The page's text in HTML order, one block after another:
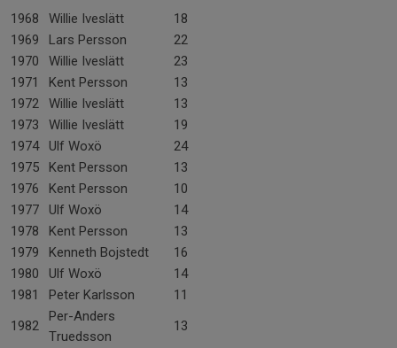
1968 Willie Iveslätt
18
1969
Lars Persson
22
1970
Willie Iveslätt
23
1971
Kent Persson
13
1972
Willie Iveslätt
13
1973
Willie Iveslätt
19
1974
Ulf Woxö
24
1975
Kent Persson
13
1976
Kent Persson
10
1977
Ulf Woxö
14
1978
Kent Persson
13
1979
Kenneth Bojstedt
16
1980
Ulf Woxö
14
1981
Peter Karlsson
11
1982
Per-Anders
Truedsson
13